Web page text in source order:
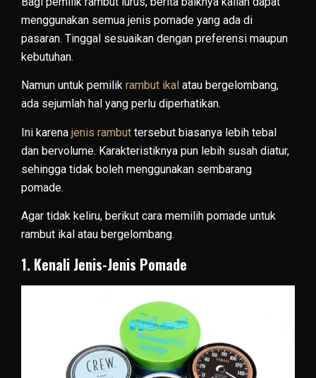
menggunakan semua jenis pomade yang ada di
pasaran. Tinggal sesuaikan dengan preferensi maupun
kebutuhan.
Namun untuk pemilik rambut ikal atau bergelombang,
ada sejumlah hal yang perlu diperhatikan.
Ini karena jenis rambut tersebut biasanya lebih tebal
dan bervolume. Karakteristiknya pun lebih susah diatur,
sehingga tidak boleh menggunakan sembarang
pomade.
Agar tidak keliru, berikut cara memilih pomade untuk
rambut ikal atau bergelombang.
1. Kenali Jenis-Jenis Pomade